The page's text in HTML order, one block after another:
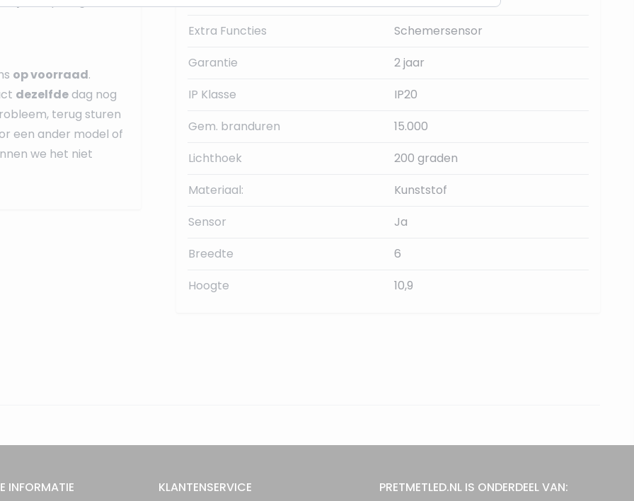
op voorraad.
dezelfdedag nog
terug sturen
een ander model of
we het niet
Extra Functies
Schemersensor
Garantie
2 jaar
IP Klasse
IP20
Gem. branduren
15.000
Lichthoek
200 graden
Materiaal:
Kunststof
Sensor
Ja
Breedte
6
Hoogte
10,9
INFORMATIE KLANTENSERVICE PRETMETLED.NL IS ONDERDEEL VAN: